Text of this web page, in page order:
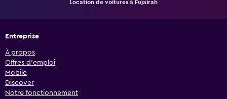
Location de voitures à Fujairah
Entreprise
À propos
Offres d’emploi
Mobile
Discover
Notre fonctionnement